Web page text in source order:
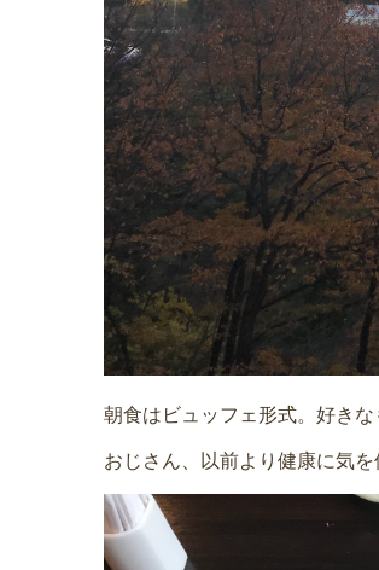
朝食はビュッフェ形式。好きな
おじさん、以前より健康に気